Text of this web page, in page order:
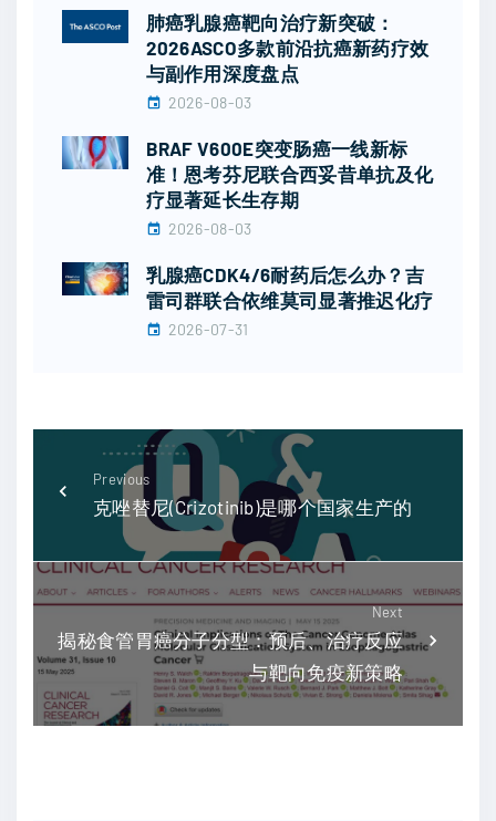
肺癌乳腺癌靶向治疗新突破：
2026ASCO多款前沿抗癌新药疗效
与副作用深度盘点
2026-08-03
BRAF V600E突变肠癌一线新标
准！恩考芬尼联合西妥昔单抗及化
疗显著延长生存期
2026-08-03
乳腺癌CDK4/6耐药后怎么办？吉
雷司群联合依维莫司显著推迟化疗
2026-07-31
Previous
克唑替尼(Crizotinib)是哪个国家生产的
Next
揭秘食管胃癌分子分型：预后、治疗反应
与靶向免疫新策略